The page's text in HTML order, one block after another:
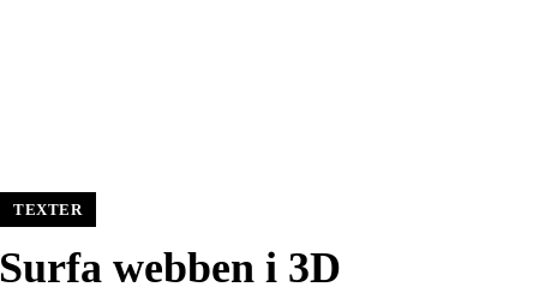
TEXTER
Surfa webben i 3D